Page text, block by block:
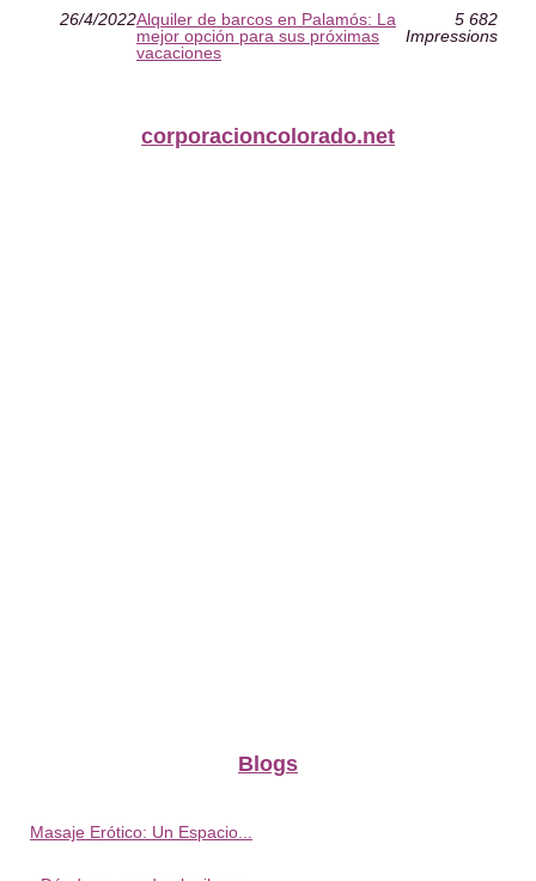
26/4/2022Alquiler de barcos en Palamós: La
mejor opción para sus próximas
vacaciones
5 682
Impressions
corporacioncolorado.net
Blogs
Masaje Erótico: Un Espacio...